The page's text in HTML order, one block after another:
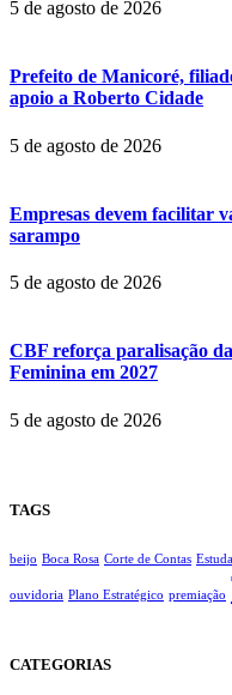
5 de agosto de 2026
Prefeito de Manicoré,
apoio a Roberto Cidade
5 de agosto de 2026
Empresas devem facilitar
sarampo
5 de agosto de 2026
CBF reforça paralisação
Feminina em 2027
5 de agosto de 2026
TAGS
beijo Boca Rosa Corte de Contas
ouvidoria Plano Estratégico premiação
CATEGORIAS